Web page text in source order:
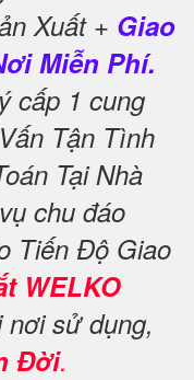
Xuất + Giao
Miễn Phí.
cấp 1 cung
Tận Tình
Tại Nhà
chu đáo
Tiến Độ Giao
WELKO
nơi sử dụng,
Đời.